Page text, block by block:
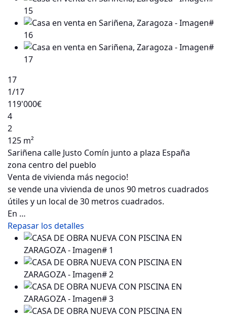
17
1/17
119'000€
4
2
125 m²
Sariñena calle Justo Comín junto a plaza España
zona centro del pueblo
Venta de vivienda más negocio!
se vende una vivienda de unos 90 metros cuadrados
útiles y un local de 30 metros cuadrados.
En …
Repasar los detalles